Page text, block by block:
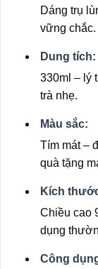
Dáng trụ
vững chắc.
Dung tích:
330ml – lý
trà nhẹ.
Màu sắc:
Tím mát –
quà tặng
Kích
Chiều cao
dụng
Công